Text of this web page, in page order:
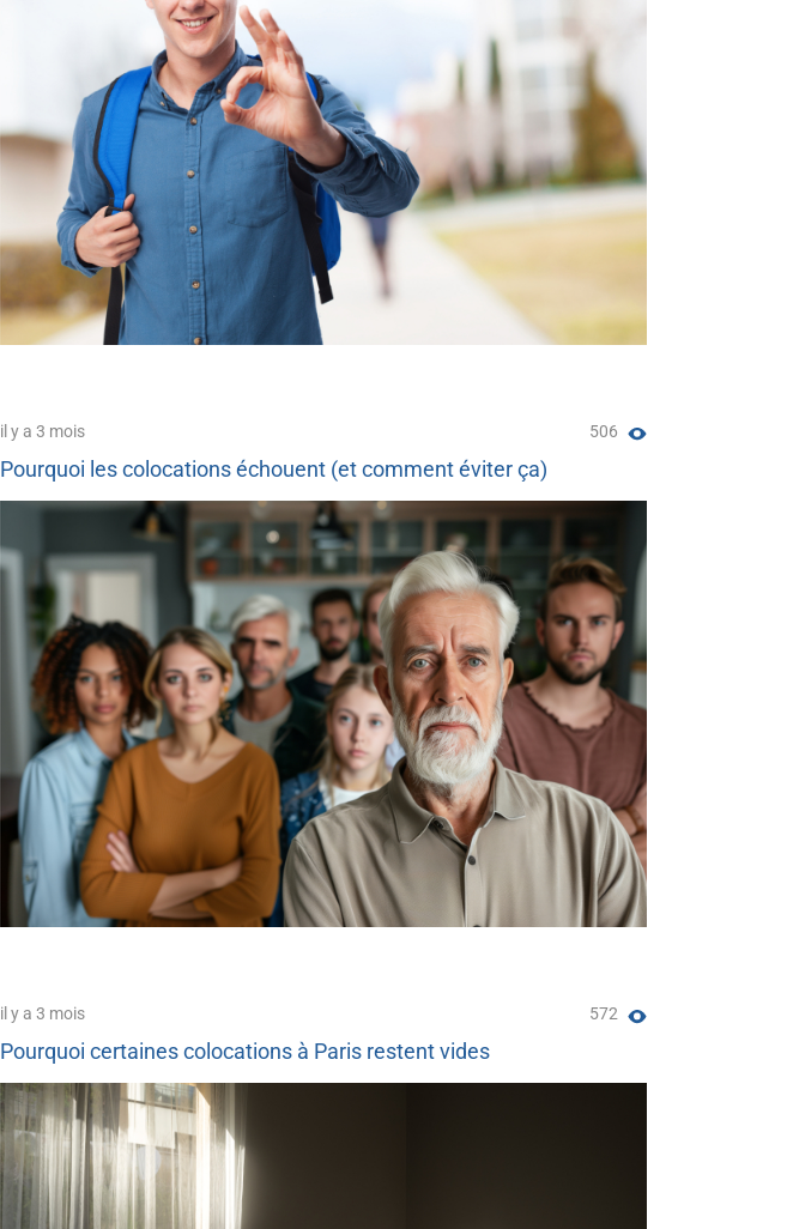
il y a 3 mois 506
Pourquoi les colocations échouent (et comment éviter ça)
il y a 3 mois 572
Pourquoi certaines colocations à Paris restent vides